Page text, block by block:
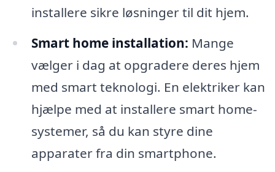
installere sikre løsninger til dit hjem.
Smart home installation: Mange
vælger i dag at opgradere deres hjem
med smart teknologi. En elektriker kan
hjælpe med at installere smart home-
systemer, så du kan styre dine
apparater fra din smartphone.